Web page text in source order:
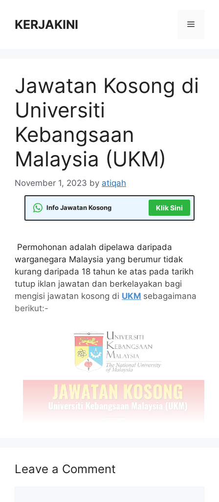
contentKERJAKINI Menu
Jawatan Kosong di
Universiti
Kebangsaan
Malaysia (UKM)
November 1, 2023 by atiqah
Info Jawatan Kosong Klik Sini
Permohonan adalah dipelawa daripada
warganegara Malaysia yang berumur tidak
kurang daripada 18 tahun ke atas pada tarikh
tutup iklan jawatan dan berkelayakan bagi
mengisi jawatan kosong di UKM sebagaimana
berikut:-
Isi Kandungan
Leave a Comment